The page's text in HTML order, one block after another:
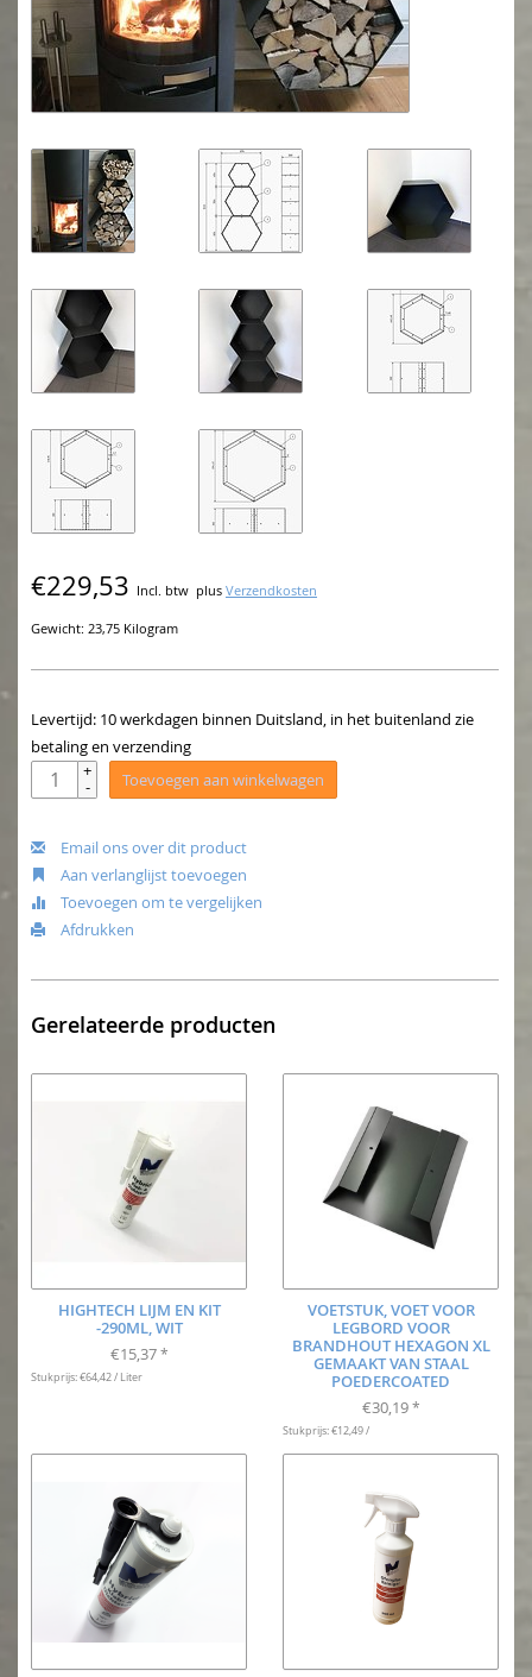
€229,53 Incl. btw plus Verzendkosten
Gewicht: 23,75 Kilogram
Levertijd: 10 werkdagen binnen Duitsland, in het buitenland zie
betaling en verzending
+
- Toevoegen aan winkelwagen
Email ons over dit product
Aan verlanglijst toevoegen
Toevoegen om te vergelijken
Afdrukken
Gerelateerde producten
HIGHTECH LIJM EN KIT
-290ML, WIT
€15,37 *
Stukprijs: €64,42 / Liter
VOETSTUK, VOET VOOR
LEGBORD VOOR
BRANDHOUT HEXAGON XL
GEMAAKT VAN STAAL
POEDERCOATED
€30,19 *
Stukprijs: €12,49 /